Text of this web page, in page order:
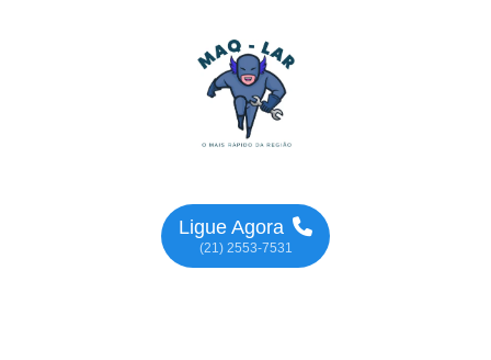
Ligue Agora
(21) 2553-7531